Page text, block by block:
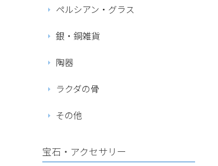
ペルシアン・グラス
銀・銅雑貨
陶器
ラクダの骨
その他
宝石・アクセサリー